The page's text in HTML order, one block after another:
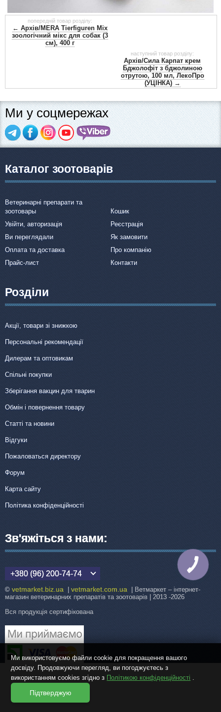
попередній товар розділу:
← Архів/MERA Tierfiguren Mix
зоологічний мікс для собак (3
см), 400 г
наступний товар розділу:
Архів/Сила Карпат крем
Бджолофіт з бджолиною
отрутою, 100 мл, ЛекоПро
(УЦІНКА) →
Ми у соцмережах
Каталог зоотоварів
Ветеринарні препарати та
зоотовары
Кошик
Увійти, авторизація
Реєстрація
Ви переглядали
Як замовити
Оплата та доставка
Про компанію
Прайс-лист
Контакти
Розділи
Акції, товари зі знижкою
Персональні рекомендації
Дилерам та оптовикам
Спільні покупки
Зберігання вакцин для тварин
Обмін і повернення товару
Статті та новини
Відгуки
Пожаловаться директору
Форум
Карта сайту
Політика конфіденційності
Зв'яжіться з нами:
+380 (96) 200-74-74
© vetmarket.biz.ua vetmarket.com.ua | Ветмаркет – інтернет-
магазин ветеринарних препаратів та зоотоварів | 2013 -2026
Вся продукція сертифікована
Ми використовуємо файли cookie для покращення вашого
досвіду. Продовжуючи перегляд, ви погоджуєтесь з
використанням cookies згідно з Політикою конфіденційності .
Підтверджую
КНОПКА
ЗВ'ЯЗКУ